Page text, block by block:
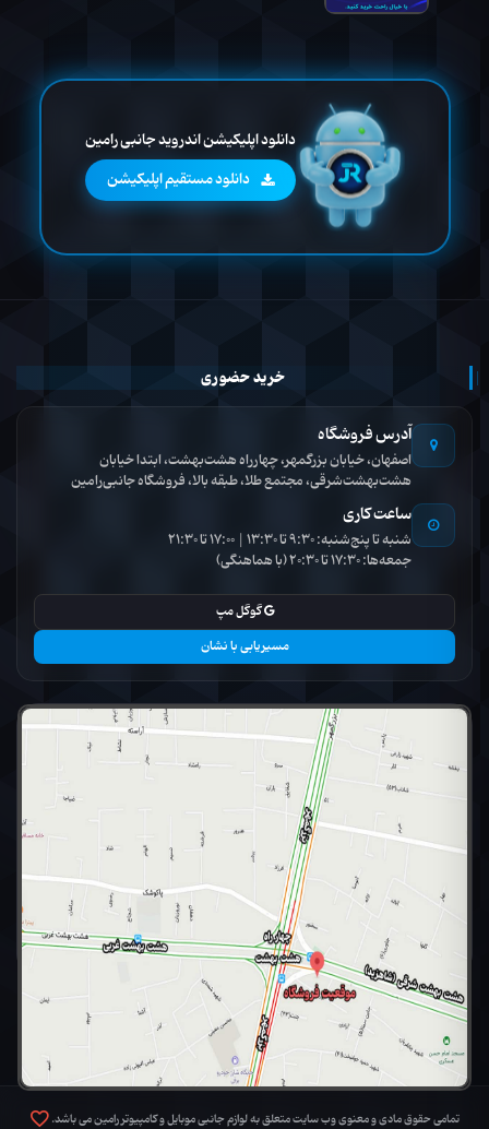
دانلود اپلیکیشن اندروید جانبی رامین
دانلود مستقیم اپلیکیشن
خرید حضوری
آدرس فروشگاه
اصفهان، خیابان بزرگمهر، چهارراه هشت‌بهشت، ابتدا خیابان
هشت‌بهشت‌شرقی، مجتمع طلا، طبقه بالا، فروشگاه جانبی‌رامین
ساعت کاری
شنبه تا پنج‌شنبه: 9:30 تا 13:30 | 17:00 تا 21:30
جمعه‌ها: 17:30 تا 20:30 (با هماهنگی)
گوگل مپ
مسیریابی با نشان
تمامی حقوق مادی و معنوی وب سایت متعلق به لوازم جانبی موبایل و کامپیوتر رامین می باشد.